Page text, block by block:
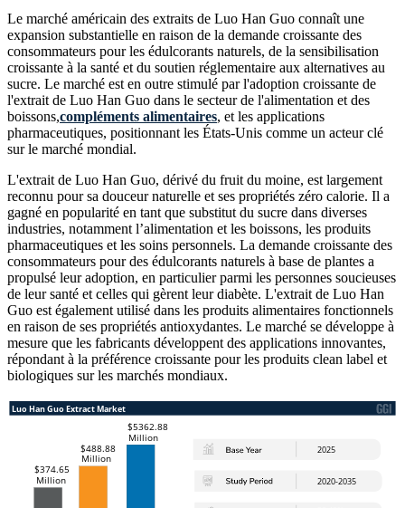
Le marché américain des extraits de Luo Han Guo connaît une
expansion substantielle en raison de la demande croissante des
consommateurs pour les édulcorants naturels, de la sensibilisation
croissante à la santé et du soutien réglementaire aux alternatives au
sucre. Le marché est en outre stimulé par l'adoption croissante de
l'extrait de Luo Han Guo dans le secteur de l'alimentation et des
boissons,compléments alimentaires, et les applications
pharmaceutiques, positionnant les États-Unis comme un acteur clé
sur le marché mondial.
L'extrait de Luo Han Guo, dérivé du fruit du moine, est largement
reconnu pour sa douceur naturelle et ses propriétés zéro calorie. Il a
gagné en popularité en tant que substitut du sucre dans diverses
industries, notamment l’alimentation et les boissons, les produits
pharmaceutiques et les soins personnels. La demande croissante des
consommateurs pour des édulcorants naturels à base de plantes a
propulsé leur adoption, en particulier parmi les personnes soucieuses
de leur santé et celles qui gèrent leur diabète. L'extrait de Luo Han
Guo est également utilisé dans les produits alimentaires fonctionnels
en raison de ses propriétés antioxydantes. Le marché se développe à
mesure que les fabricants développent des applications innovantes,
répondant à la préférence croissante pour les produits clean label et
biologiques sur les marchés mondiaux.